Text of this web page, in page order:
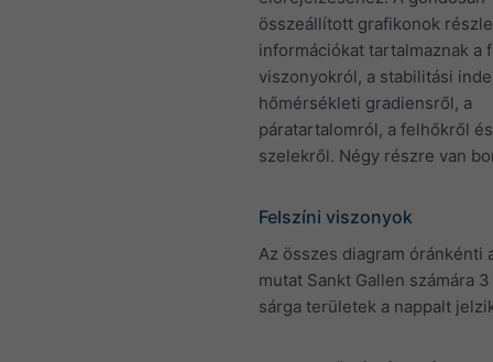
összeállított grafikonok
információkat tartalmaznak a
viszonyokról, a stabilitási
hőmérsékleti gradiensről, a
páratartalomról, a felhőkről
szelekről. Négy részre van
Felszíni viszonyok
Az összes diagram óránkénti
mutat Sankt Gallen számára
sárga területek a nappalt